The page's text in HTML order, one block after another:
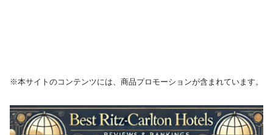
※本サイトのコンテンツには、商品プロモーションが含まれています。